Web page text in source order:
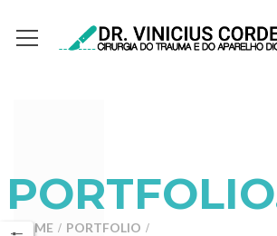
HOME
PORTFOLIO